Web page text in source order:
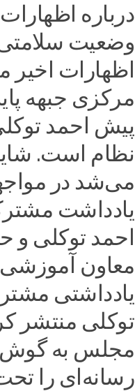
درباره
وضعیت سلامتی
اظهارات
مرکزی جبهه
پیش احمد
نظام است.
می‌شد در
یادداشت
احمد توکلی
معاون
یادداشتی
توکلی منتشر
مجلس به گوش
رسانه‌ای را تحت